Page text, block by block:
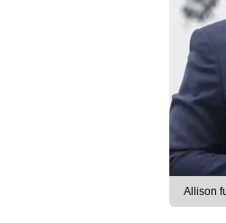
Allison